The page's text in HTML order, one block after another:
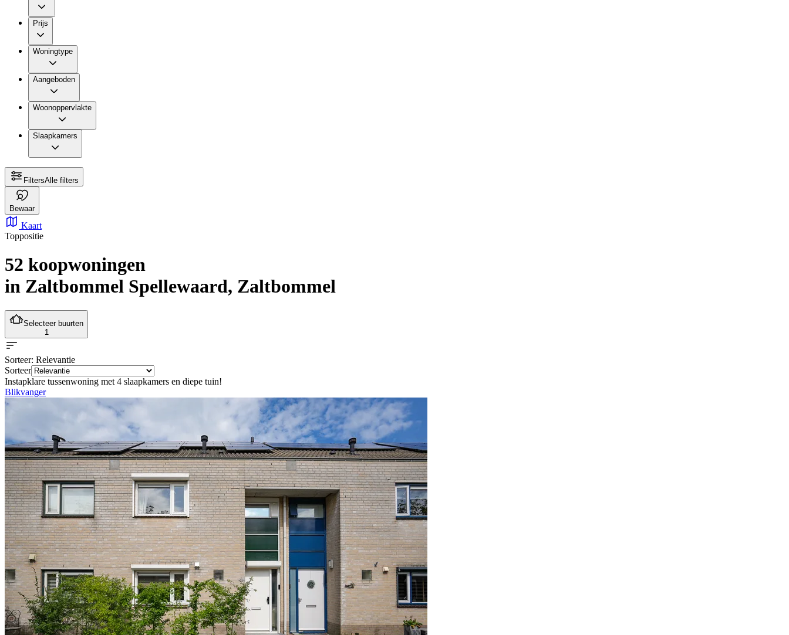
Prijs
Woningtype
Aangeboden
Woonoppervlakte
Slaapkamers
FiltersAlle filters
Bewaar
Kaart
Toppositie
52 koopwoningen
in Zaltbommel Spellewaard, Zaltbommel
Selecteer buurten
1
Sorteer: Relevantie
Sorteer
Instapklare tussenwoning met 4 slaapkamers en diepe tuin!
Blikvanger